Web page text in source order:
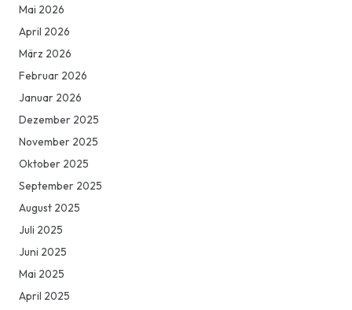
Mai 2026
April 2026
März 2026
Februar 2026
Januar 2026
Dezember 2025
November 2025
Oktober 2025
September 2025
August 2025
Juli 2025
Juni 2025
Mai 2025
April 2025